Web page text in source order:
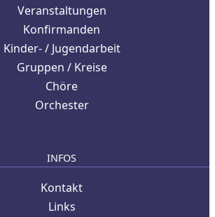
Veranstaltungen
Konfirmanden
Kinder- / Jugendarbeit
Gruppen / Kreise
Chöre
Orchester
INFOS
Kontakt
Links